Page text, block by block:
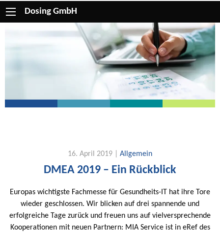
Dosing GmbH
16. April 2019 | Allgemein
DMEA 2019 – Ein Rückblick
Europas wichtigste Fachmesse für Gesundheits-IT hat ihre Tore
wieder geschlossen. Wir blicken auf drei spannende und
erfolgreiche Tage zurück und freuen uns auf vielversprechende
Kooperationen mit neuen Partnern: MIA Service ist in eRef des